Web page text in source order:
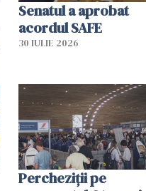
Senatul a aprobat
acordul SAFE
30 IULIE 2026
Percheziții pe